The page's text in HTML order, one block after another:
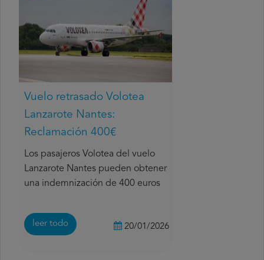
Vuelo retrasado Volotea
Lanzarote Nantes:
Reclamación 400€
Los pasajeros Volotea del vuelo
Lanzarote Nantes pueden obtener
una indemnización de 400 euros
leer todo 20/01/2026